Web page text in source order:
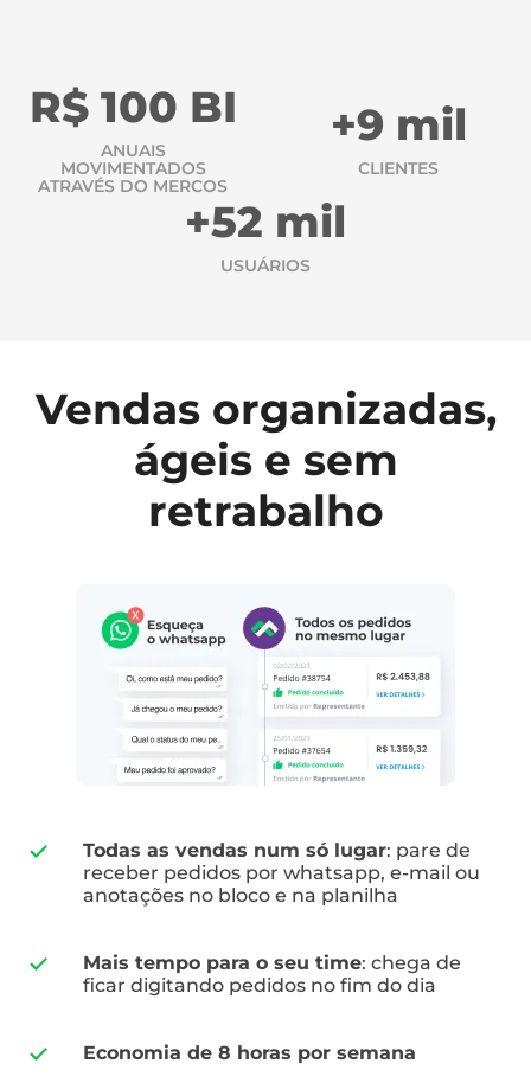
+9 mil
CLIENTES
+52 mil
USUÁRIOS
R$ 100 BI
ANUAIS
MOVIMENTADOS
ATRAVÉS DO MERCOS
Vendas organizadas,
ágeis e sem
retrabalho
Todas as vendas num só lugar: pare de
receber pedidos por whatsapp, e-mail ou
anotações no bloco e na planilha
Mais tempo para o seu time: chega de
ficar digitando pedidos no fim do dia
Economia de 8 horas por semana